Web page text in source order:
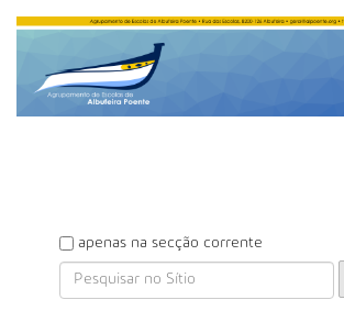
P
e
apenas na secção corrente